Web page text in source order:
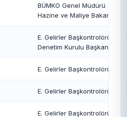
BÜMKO Genel Müdürü •
Hazine ve Maliye Bakanlığı
E. Gelirler Başkontrolörü •
Denetim Kurulu Başkanı
E. Gelirler Başkontrolörü
E. Gelirler Başkontrolörü
E. Gelirler Başkontrolörü • E.